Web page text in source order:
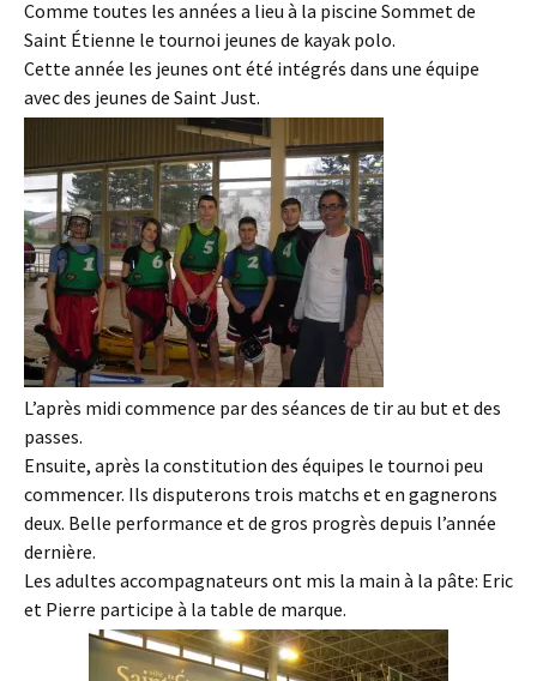
Comme toutes les années a lieu à la piscine Sommet de
Saint Étienne le tournoi jeunes de kayak polo.
Cette année les jeunes ont été intégrés dans une équipe
avec des jeunes de Saint Just.
L’après midi commence par des séances de tir au but et des
passes.
Ensuite, après la constitution des équipes le tournoi peu
commencer. Ils disputerons trois matchs et en gagnerons
deux. Belle performance et de gros progrès depuis l’année
dernière.
Les adultes accompagnateurs ont mis la main à la pâte: Eric
et Pierre participe à la table de marque.